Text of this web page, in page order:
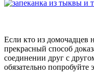
Если кто из домочадцев
прекрасный способ
соединении друг с
обязательно